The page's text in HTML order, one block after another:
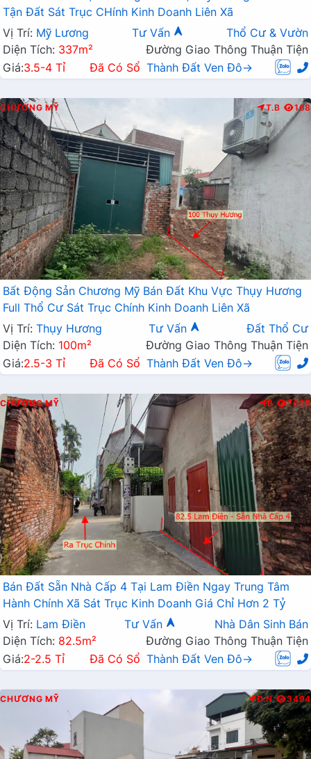
Tận Đất Sát Trục CHính Kinh Doanh Liên Xã
Vị Trí: Mỹ Lương Tư Vấn
Thổ Cư & Vườn
Diện Tích: 337m²
Đường Giao Thông Thuận Tiện
Giá:3.5-4 Tỉ Đã Có Sổ Thành Đất Ven Đô→
CHƯƠNG MỸ T.B 168
Bất Động Sản Chương Mỹ Bán Đất Khu Vực Thụy Hương
Full Thổ Cư Sát Trục Chính Kinh Doanh Liên Xã
Vị Trí: Thụy Hương Tư Vấn
Đất Thổ Cư
Diện Tích: 100m²
Đường Giao Thông Thuận Tiện
Giá:2.5-3 Tỉ Đã Có Sổ Thành Đất Ven Đô→
CHƯƠNG MỸ B 7035
Bán Đất Sẵn Nhà Cấp 4 Tại Lam Điền Ngay Trung Tâm
Hành Chính Xã Sát Trục Kinh Doanh Giá Chỉ Hơn 2 Tỷ
Vị Trí: Lam Điền Tư Vấn
Nhà Dân Sinh Bán
Diện Tích: 82.5m²
Đường Giao Thông Thuận Tiện
Giá:2-2.5 Tỉ Đã Có Sổ Thành Đất Ven Đô→
CHƯƠNG MỸ Đ.N 3494